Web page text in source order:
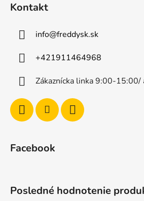
Kontakt
info@freddysk.sk
+421911464968
Zákaznícka linka 9:00-15:00/
Facebook
Posledné hodnotenie